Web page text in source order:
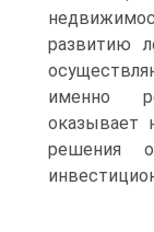
развитию
именно
оказывает
решения